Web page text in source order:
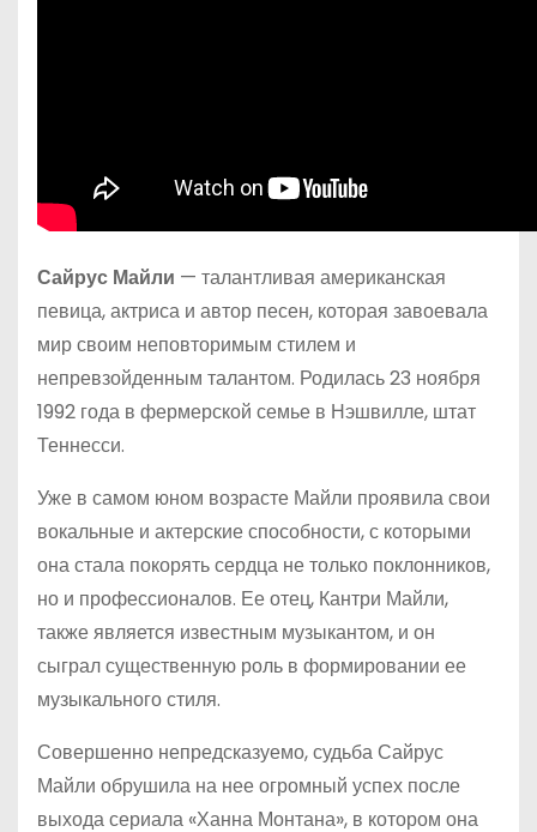
Сайрус Майли — талантливая американская
певица, актриса и автор песен, которая завоевала
мир своим неповторимым стилем и
непревзойденным талантом. Родилась 23 ноября
1992 года в фермерской семье в Нэшвилле, штат
Теннесси.
Уже в самом юном возрасте Майли проявила свои
вокальные и актерские способности, с которыми
она стала покорять сердца не только поклонников,
но и профессионалов. Ее отец, Кантри Майли,
также является известным музыкантом, и он
сыграл существенную роль в формировании ее
музыкального стиля.
Совершенно непредсказуемо, судьба Сайрус
Майли обрушила на нее огромный успех после
выхода сериала «Ханна Монтана», в котором она